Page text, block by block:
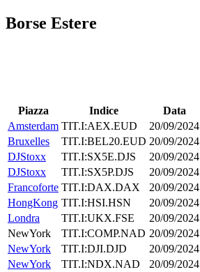
Borse Estere
Piazza Indice Data
Amsterdam TIT.I:AEX.EUD 20/09/2024
Bruxelles
TIT.I:BEL20.EUD 20/09/2024
DJStoxx
TIT.I:SX5E.DJS 20/09/2024
DJStoxx
TIT.I:SX5P.DJS 20/09/2024
Francoforte TIT.I:DAX.DAX 20/09/2024
HongKong TIT.I:HSI.HSN 20/09/2024
Londra
TIT.I:UKX.FSE 20/09/2024
NewYork
TIT.I:COMP.NAD 20/09/2024
NewYork
TIT.I:DJI.DJD 20/09/2024
NewYork
TIT.I:NDX.NAD 20/09/2024